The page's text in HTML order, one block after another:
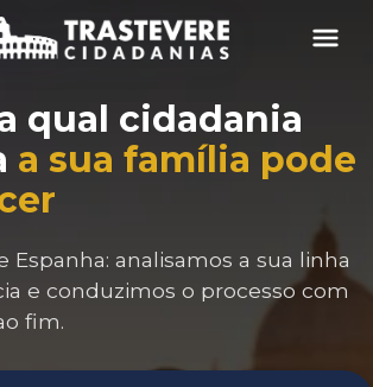
Menu
qual cidadania
a sua família pode
Espanha: analisamos a sua linha
e conduzimos o processo com
fim.